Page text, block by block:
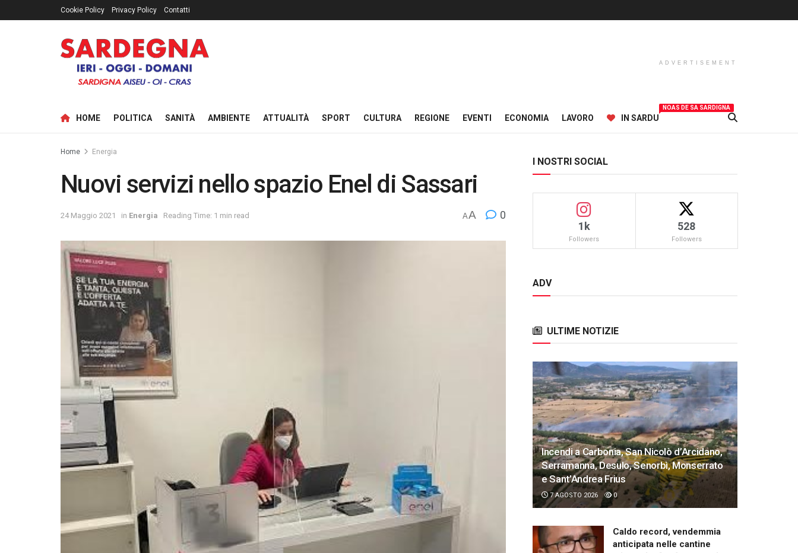
Cookie Policy Privacy Policy Contatti
ADVERTISEMENT
HOME POLITICA SANITÀ AMBIENTE ATTUALITÀ SPORT CULTURA REGIONE EVENTI ECONOMIA LAVORO IN SARDU
NOAS DE SA SARDIGNA
Home Energia
Nuovi servizi nello spazio Enel di Sassari
24 Maggio 2021 in Energia Reading Time: 1 min read AA 0
I NOSTRI SOCIAL
1k
Followers
528
Followers
ADV
ULTIME NOTIZIE
Incendi a Carbonia, San Nicolò d’Arcidano,
Serramanna, Desulo, Senorbì, Monserrato
e Sant’Andrea Frius
7 AGOSTO 2026 0
Caldo record, vendemmia
anticipata nelle cantine